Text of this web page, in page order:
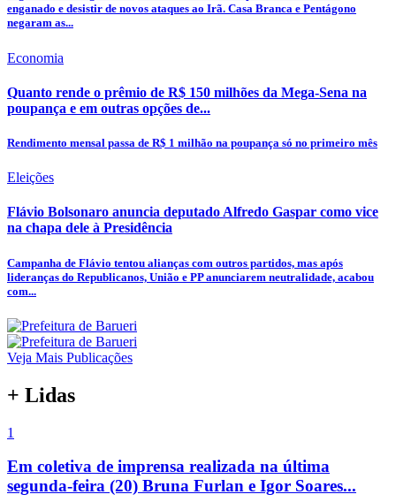
enganado e desistir de novos ataques ao Irã. Casa Branca e Pentágono
negaram as...
Economia
Quanto rende o prêmio de R$ 150 milhões da Mega-Sena na
poupança e em outras opções de...
Rendimento mensal passa de R$ 1 milhão na poupança só no primeiro mês
Eleições
Flávio Bolsonaro anuncia deputado Alfredo Gaspar como vice
na chapa dele à Presidência
Campanha de Flávio tentou alianças com outros partidos, mas após
lideranças do Republicanos, União e PP anunciarem neutralidade, acabou
com...
Veja Mais Publicações
+ Lidas
1
Em coletiva de imprensa realizada na última
segunda-feira (20) Bruna Furlan e Igor Soares...